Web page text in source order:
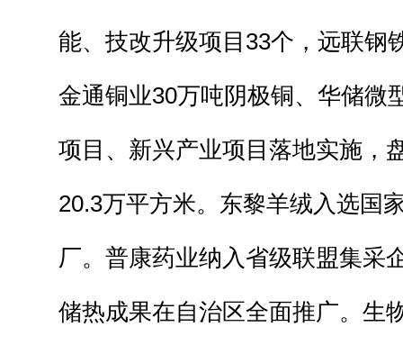
能、技改升级项目33个，远联钢
金通铜业30万吨阴极铜、华储微
项目、新兴产业项目落地实施，
20.3万平方米。东黎羊绒入选国
厂。普康药业纳入省级联盟集采
储热成果在自治区全面推广。生